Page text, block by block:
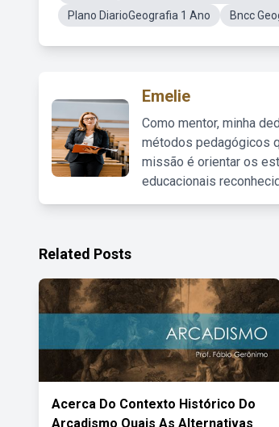
Plano DiarioGeografia 1 Ano
Bncc
Emelie
Como mentor, minha
métodos pedagógicos
missão é orientar os
educacionais
Related Posts
Acerca Do Contexto Histórico Do
Arcadismo Quais As Alternativas